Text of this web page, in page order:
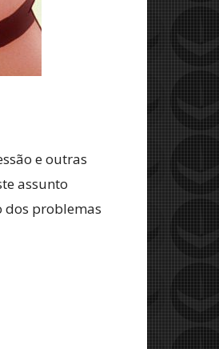
e outras
assunto
dos problemas